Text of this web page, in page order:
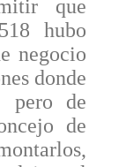
que
hubo
negocio
donde
pero de
de